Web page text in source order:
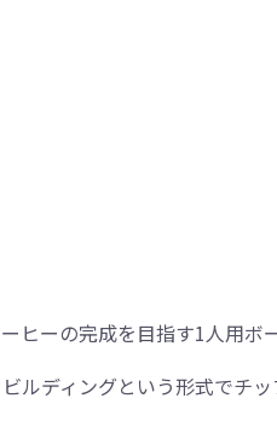
ヒーの完成を目指す1人用ボ
ルディングという形式でチ